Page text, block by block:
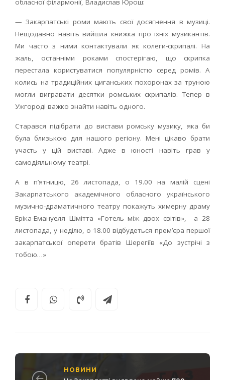
обласної філармонії, Владислав Юрош:
— Закарпатські роми мають свої досягнення в музиці.
Нещодавно навіть вийшла книжка про їхніх музикантів.
Ми часто з ними контактували як колеги-скрипалі. На
жаль, останніми роками спостерігаю, що скрипка
перестала користуватися популярністю серед ромів. А
колись на традиційних циганських похоронах за труною
могли вигравати десятки ромських скрипалів. Тепер в
Ужгороді важко знайти навіть одного.
Старався підібрати до вистави ромську музику, яка би
була близькою для нашого регіону. Мені цікаво брати
участь у цій виставі. Адже в юності навіть грав у
самодіяльному театрі.
А в п’ятницю, 26 листопада, о 19.00 на малій сцені
Закарпатського академічного обласного українського
музично-драматичного театру покажуть химерну драму
Еріка-Емануеля Шмітта «Готель між двох світів», а 28
листопада, у неділю, о 18.00 відбудеться прем’єра першої
закарпатської оперети братів Шерегіїв «До зустрічі з
тобою…»
НОВИНИ